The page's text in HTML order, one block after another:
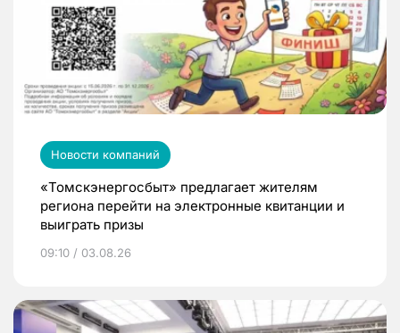
Новости компаний
«Томскэнергосбыт» предлагает жителям
региона перейти на электронные квитанции и
выиграть призы
09:10 / 03.08.26